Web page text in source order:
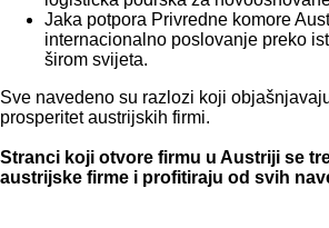
Jaka potpora Privredne komore
internacionalno poslovanje preko
širom svijeta.
Sve navedeno su razlozi koji
prosperitet austrijskih firmi.
Stranci koji otvore firmu u Austriji se
austrijske firme i profitiraju od svih